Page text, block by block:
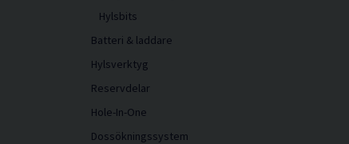
Hylsbits
Batteri & laddare
Hylsverktyg
Reservdelar
Hole-In-One
Dossökningssystem